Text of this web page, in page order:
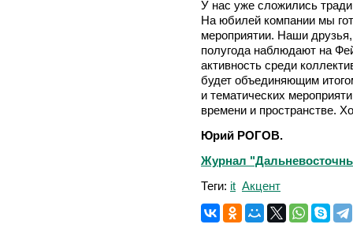
У нас уже сложились
На юбилей компании мы
мероприятии. Наши друзья,
полугода наблюдают на
активность среди
будет объединяющим
и тематических
времени и пространстве.
Юрий РОГОВ.
Журнал
Теги: it Акцент